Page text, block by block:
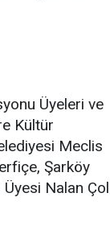
Üyeleri ve
Kültür
Meclis
Şarköy
Nalan